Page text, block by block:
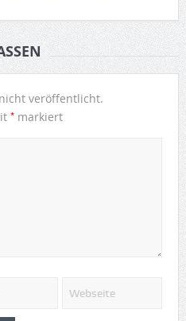
veröffentlicht.
*markiert